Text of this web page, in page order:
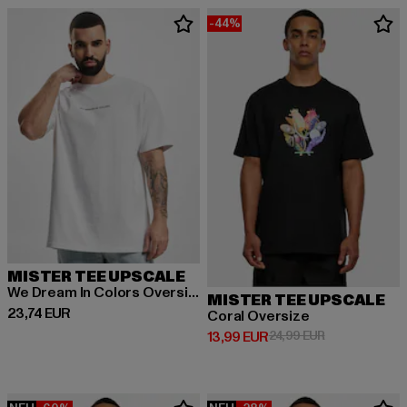
MISTER TEE UPSCALE
We Dream In Colors Oversize
23,74 EUR
Derzeitiger Preis: 23,74 EUR
-44%
MISTER TEE UPSCALE
Coral Oversize
13,99 EUR
Derzeitiger Preis: 13,99 EUR
24,99 EURAktionspreis: